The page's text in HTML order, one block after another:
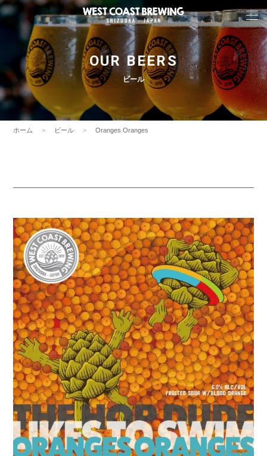
OUR BEERS
ビール
ホーム ビール Oranges Oranges